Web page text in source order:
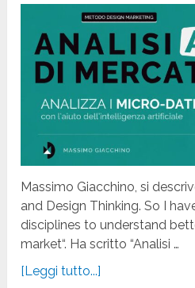
Massimo Giacchino, si
and Design Thinking. So I
disciplines to understand
market“. Ha scritto “Analisi …
[Leggi tutto...]